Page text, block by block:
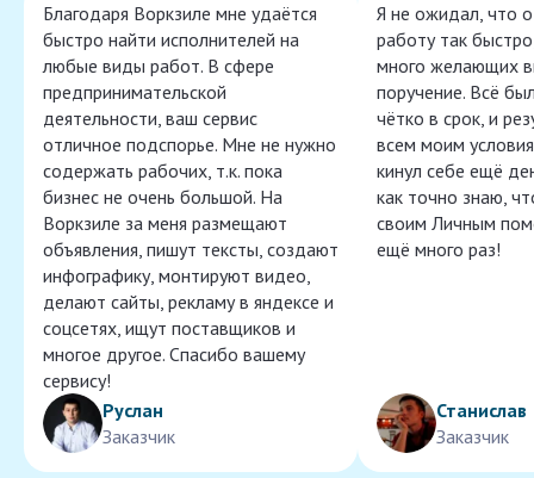
Благодаря Воркзиле мне удаётся
быстро найти исполнителей на
любые виды работ. В сфере
предпринимательской
деятельности, ваш сервис
отличное подспорье. Мне не нужно
содержать рабочих, т.к. пока
бизнес не очень большой. На
Воркзиле за меня размещают
объявления, пишут тексты, создают
инфографику, монтируют видео,
делают сайты, рекламу в яндексе и
соцсетях, ищут поставщиков и
многое другое. Спасибо вашему
сервису!
Руслан
Заказчик
Я не ожидал, что
работу так
много желающих
поручение. Всё
чётко в срок, и
всем моим
кинул себе ещё
как точно знаю,
своим Личным
ещё много раз!
Станислав
Заказчик